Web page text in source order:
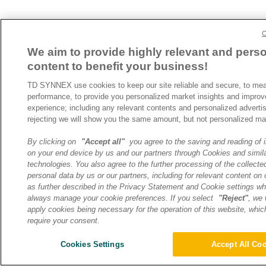
We aim to provide highly relevant and
content to benefit your business!
TD SYNNEX use cookies to keep our site reliable and secure, to
performance, to provide you personalized market insights and
experience; including any relevant contents and personalized
rejecting we will show you the same amount, but not personalized
By clicking on "Accept all"you agree to the saving and reading of
on your end device by us and our partners through Cookies and
technologies. You also agree to the further processing of the
personal data by us or our partners, including for relevant content on
as further described in the Privacy Statement and Cookie settings
always manage your cookie preferences. If you select
"Reject", we
apply cookies being necessary for the operation of this website,
require your consent.
Cookies Settings Accept All